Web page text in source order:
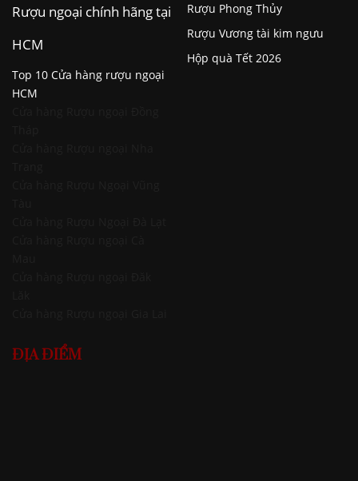
Rượu ngoại chính hãng tại
HCM
Top 10 Cửa hàng rượu ngoại
HCM
Rượu Phong Thủy
Rượu Vương tài kim ngưu
Hộp quà Tết 2026
ĐỊA ĐIỂM